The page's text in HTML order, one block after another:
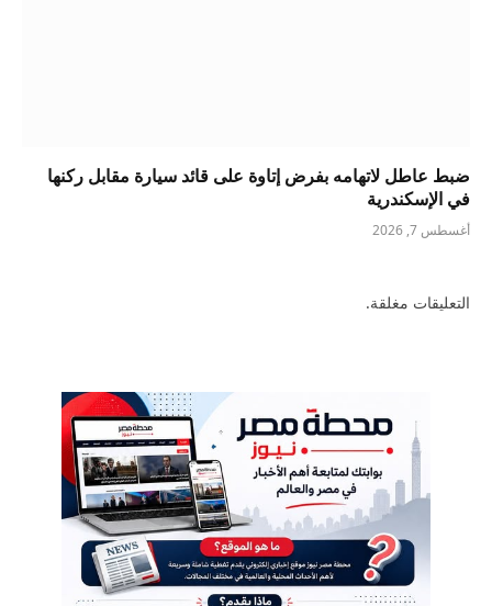
ضبط عاطل لاتهامه بفرض إتاوة على قائد سيارة مقابل ركنها
في الإسكندرية
أغسطس 7, 2026
التعليقات مغلقة.